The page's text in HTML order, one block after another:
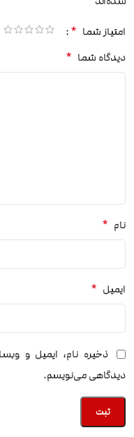
امتیاز شما *
دیدگاه شما *
نام *
ایمیل *
ذخیره نام، ایمیل و
دیدگاهی می‌نویسم.